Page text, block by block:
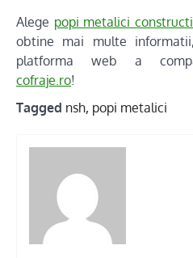
Alege popi metalici
obtine mai multe
platforma web a
cofraje.ro!
Tagged nsh, popi metalici